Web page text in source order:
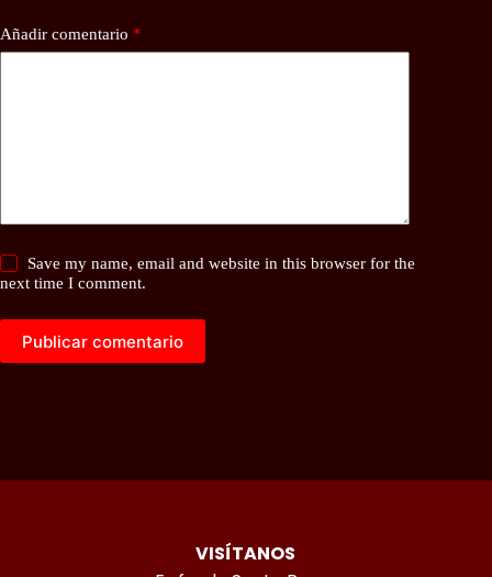
Añadir comentario *
Save my name, email and website in this browser for the
next time I comment.
Publicar comentario
VISÍTANOS